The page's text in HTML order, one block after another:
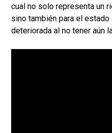
cual no solo representa un
sino también para el
deteriorada al no tener aún